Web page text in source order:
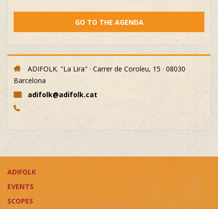
GO TO THE AGENDA
ADIFOLK. "La Lira" · Carrer de Coroleu, 15 · 08030
Barcelona
adifolk@adifolk.cat
ADIFOLK
EVENTS
SCOPES